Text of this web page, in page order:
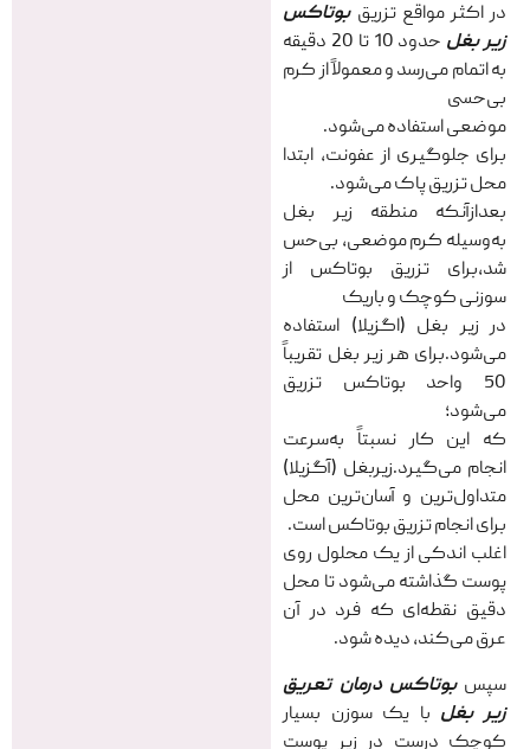
در اکثر مواقع تزریقبوتاکس
زیر بغل
حدود 10 تا 20 دقیقه
به اتمام می‌رسد و معمولاً از کرم
بی‌حسی
موضعی استفاده می‌شود.
برای جلوگیری از عفونت، ابتدا
محل تزریق پاک می‌شود.
بعدازآنکه منطقه زیر بغل
به‌وسیله کرم موضعی، بی‌حس
شد،برای تزریق بوتاکس از
سوزنی کوچک و باریک
در زیر بغل (اگزیلا) استفاده
می‌شود.برای هر زیر بغل تقریباً
50 واحد بوتاکس تزریق
می‌شود؛
که این کار نسبتاً به‌سرعت
انجام می‌گیرد.زیربغل (آگزیلا)
متداول‌ترین و آسان‌ترین محل
برای انجام تزریق بوتاکس است.
اغلب اندکی از یک محلول روی
پوست گذاشته می‌شود تا محل
دقیق نقطه‌ای که فرد در آن
عرق می‌کند، دیده شود.
سپسبوتاکس درمان تعریق
زیر بغل با یک سوزن بسیار
کوچک درست در زیر پوست